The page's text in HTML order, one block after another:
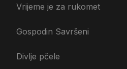
Vrijeme je za rukomet
Gospodin Savršeni
Divlje pčele